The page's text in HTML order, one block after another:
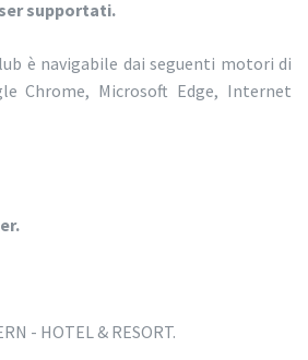
supportati.
è navigabile dai seguenti motori di
Chrome, Microsoft Edge, Internet
- HOTEL & RESORT.